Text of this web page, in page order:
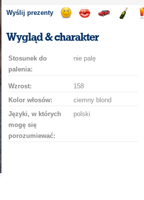
Wyślij prezenty
uśmiechbuziaka
Wygląd & charakter
Stosunek do
palenia:
nie palę
Wzrost:
158
Kolor włosów:
ciemny blond
Języki, w których
mogę się
porozumiewać:
polski